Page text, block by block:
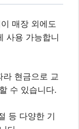
매장 외에도
사용 가능합니
라 현금으로 교
수 있습니다.
등 다양한 기